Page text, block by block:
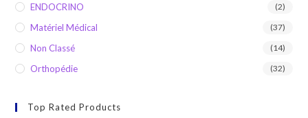
ENDOCRINO (2)
Matériel Médical (37)
Non Classé (14)
Orthopédie (32)
Top Rated Products